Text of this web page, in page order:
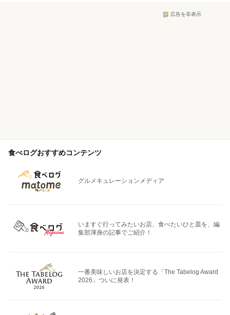
広告を非表示
食べログおすすめコンテンツ
グルメキュレーションメディア
いますぐ行ってみたいお店、食べたいひと皿を、編
集部渾身の記事でご紹介！
一番美味しいお店を決定する「The Tabelog Award
2026」ついに発表！